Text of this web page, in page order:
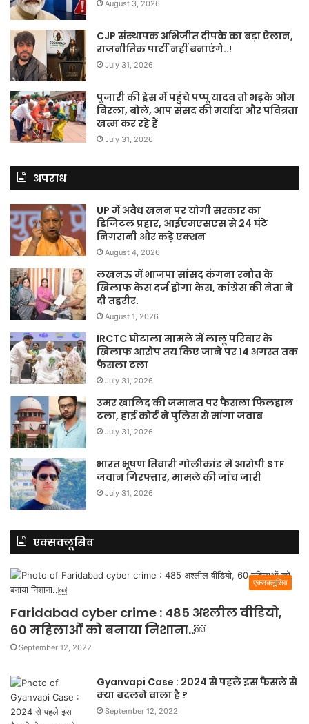
August 3, 2026
CJP संस्थापक अभिजीत दीपके का बड़ा ऐलान,
राजनीतिक पार्टी नहीं बनाएंगे..!
July 31, 2026
पुजारी की ड्रेस में पहुंचे पप्पू यादव तो भड़के ओम
बिरला, बोले, आप संसद की मर्यादा और पवित्रता
खत्म कर रहे हैं
July 31, 2026
अपराध
UP में अवैध खनन पर योगी सरकार का
डिजिटल प्रहार, आईएमएसएस से 24 घंटे
निगरानी और कड़े एक्शन
August 4, 2026
लखनऊ में भाजपा सांसद कंगना रनौत के
खिलाफ केस दर्ज होगा केस, कांग्रेस की नेता ने
दी तहरीर.
August 1, 2026
IRCTC घोटाला मामले में लालू परिवार के
खिलाफ आरोप तय किए जाने पर 14 अगस्त तक
फैसला टला
July 31, 2026
उमर खालिद की जमानत पर फैसला फिलहाल
टला, हाई कोर्ट ने पुलिस से मांगा जवाब
July 31, 2026
भारत भूषण तिवारी गोलीकांड में आरोपी STF
जवान गिरफ्तार, मामले की जांच जारी
July 31, 2026
एक्सक्लूसिव
एक्सक्लूसिव
Faridabad cyber crime : 485 अश्लील वीडियो,
60 महिलाओं को बनाया निशाना..￼
September 12, 2022
Gyanvapi Case : 2024 से पहले इस फैसले से
क्या बदलने वाला है ?
September 12, 2022